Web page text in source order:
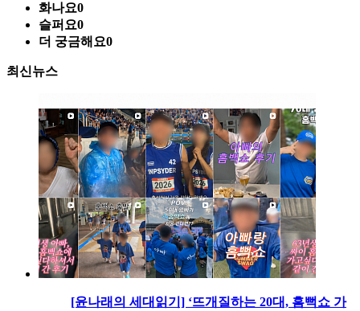
화나요0
슬퍼요0
더 궁금해요0
최신뉴스
[윤나래의 세대읽기] ‘뜨개질하는 20대, 흠뻑쇼 가